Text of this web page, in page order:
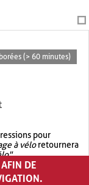
(> 60 minutes)
pour
à véloretournera
.
OR.garage OR vélo
à vélo
DE